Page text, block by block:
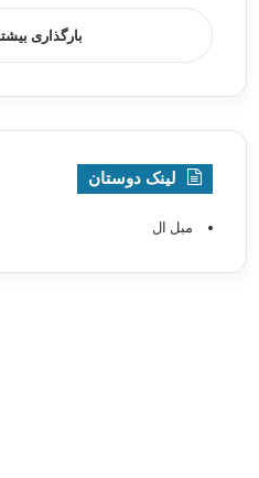
بارگذاری
لینک دوستان
مبل ال